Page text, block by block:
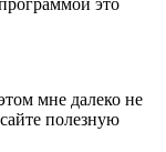
это
мне далеко не
полезную